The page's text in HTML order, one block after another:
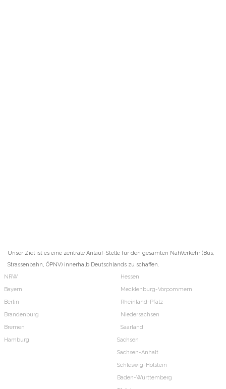
Unser Ziel ist es eine zentrale Anlauf-Stelle für den gesamten NahVerkehr (Bus,
Strassenbahn, ÖPNV) innerhalb Deutschlands zu schaffen.
NRW
Bayern
Berlin
Brandenburg
Bremen
Hamburg
Hessen
Mecklenburg-Vorpommern
Rheinland-Pfalz
Niedersachsen
Saarland
Sachsen
Sachsen-Anhalt
Schleswig-Holstein
Baden-Württemberg